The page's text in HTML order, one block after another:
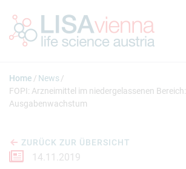
Home
News
FOPI: Arzneimittel im niedergelassenen
Ausgabenwachstum
ZURÜCK ZUR ÜBERSICHT
14.11.2019